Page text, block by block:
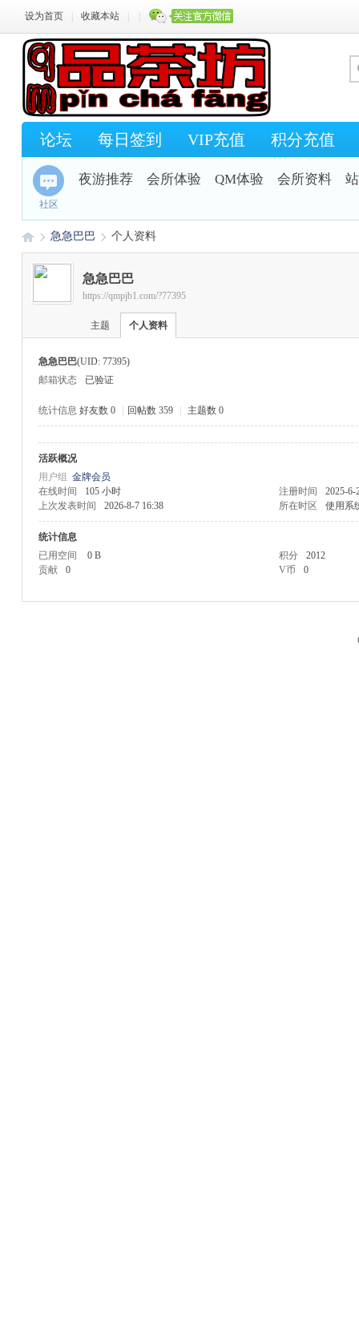
设为首页 收藏本站
论坛 每日签到 VIP充值 积分充值
社区
夜游推荐 会所体验 QM体验 会所资料
›
急急巴巴 个人资料
急急巴巴
https://qmpjb1.com/?77395
主题 个人资料
急急巴巴(UID: 77395)
邮箱状态
已验证
统计信息 好友数 0 回帖数 359 主题数 0
活跃概况
用户组 金牌会员
在线时间
105 小时 注册时间
2025-6-
上次发表时间
2026-8-7 16:38 所在时区 使用系
统计信息
已用空间
0 B 积分
2012
贡献
0 V币 0